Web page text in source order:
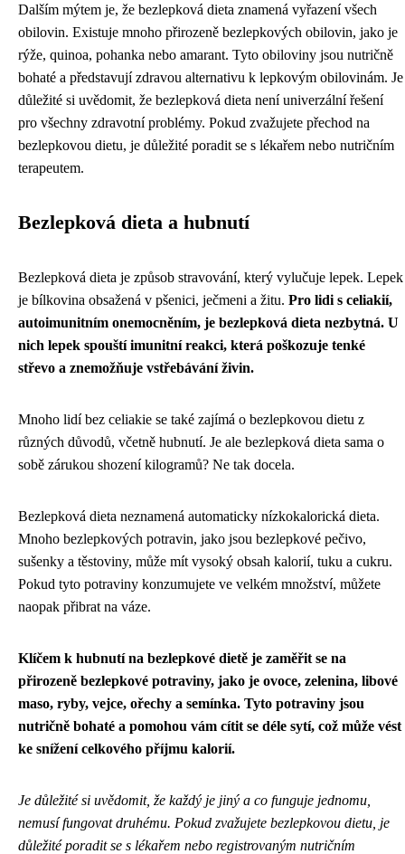
Dalším mýtem je, že bezlepková dieta znamená vyřazení všech
obilovin. Existuje mnoho přirozeně bezlepkových obilovin, jako je
rýže, quinoa, pohanka nebo amarant. Tyto obiloviny jsou nutričně
bohaté a představují zdravou alternativu k lepkovým obilovinám. Je
důležité si uvědomit, že bezlepková dieta není univerzální řešení
pro všechny zdravotní problémy. Pokud zvažujete přechod na
bezlepkovou dietu, je důležité poradit se s lékařem nebo nutričním
terapeutem.
Bezlepková dieta a hubnutí
Bezlepková dieta je způsob stravování, který vylučuje lepek. Lepek
je bílkovina obsažená v pšenici, ječmeni a žitu. Pro lidi s celiakií,
autoimunitním onemocněním, je bezlepková dieta nezbytná. U
nich lepek spouští imunitní reakci, která poškozuje tenké
střevo a znemožňuje vstřebávání živin.
Mnoho lidí bez celiakie se také zajímá o bezlepkovou dietu z
různých důvodů, včetně hubnutí. Je ale bezlepková dieta sama o
sobě zárukou shození kilogramů? Ne tak docela.
Bezlepková dieta neznamená automaticky nízkokalorická dieta.
Mnoho bezlepkových potravin, jako jsou bezlepkové pečivo,
sušenky a těstoviny, může mít vysoký obsah kalorií, tuku a cukru.
Pokud tyto potraviny konzumujete ve velkém množství, můžete
naopak přibrat na váze.
Klíčem k hubnutí na bezlepkové dietě je zaměřit se na
přirozeně bezlepkové potraviny, jako je ovoce, zelenina, libové
maso, ryby, vejce, ořechy a semínka. Tyto potraviny jsou
nutričně bohaté a pomohou vám cítit se déle sytí, což může vést
ke snížení celkového příjmu kalorií.
Je důležité si uvědomit, že každý je jiný a co funguje jednomu,
nemusí fungovat druhému. Pokud zvažujete bezlepkovou dietu, je
důležité poradit se s lékařem nebo registrovaným nutričním